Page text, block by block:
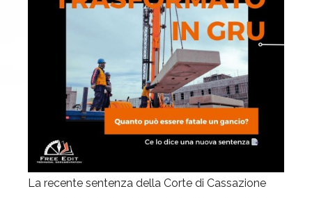
La recente sentenza della Corte di Cassazione